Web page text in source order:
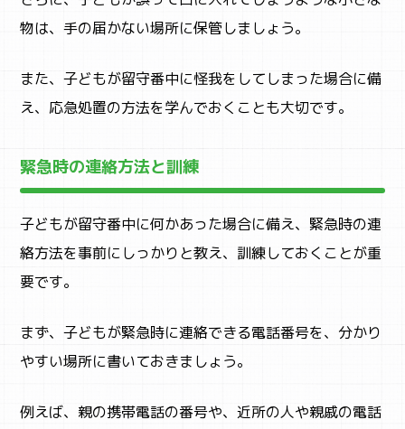
物は、手の届かない場所に保管しましょう。
また、子どもが留守番中に怪我をしてしまった場合に備
え、応急処置の方法を学んでおくことも大切です。
緊急時の連絡方法と訓練
子どもが留守番中に何かあった場合に備え、緊急時の連
絡方法を事前にしっかりと教え、訓練しておくことが重
要です。
まず、子どもが緊急時に連絡できる電話番号を、分かり
やすい場所に書いておきましょう。
例えば、親の携帯電話の番号や、近所の人や親戚の電話